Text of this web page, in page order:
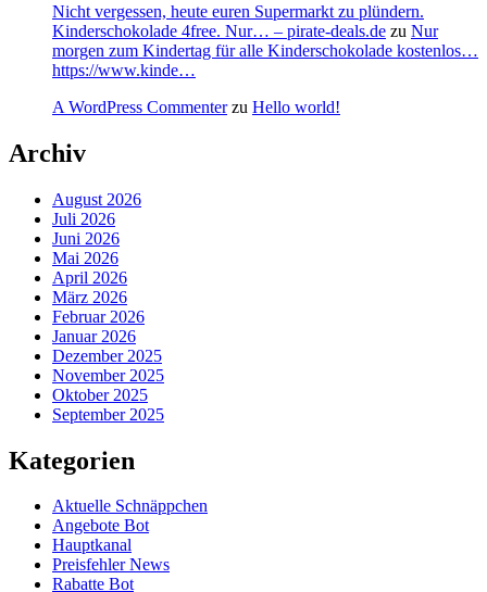
Nicht vergessen, heute euren Supermarkt zu plündern.
Kinderschokolade 4free. Nur… – pirate-deals.de zu Nur
morgen zum Kindertag für alle Kinderschokolade kostenlos…
https://www.kinde…
A WordPress Commenterzu Hello world!
Archiv
August 2026
Juli 2026
Juni 2026
Mai 2026
April 2026
März 2026
Februar 2026
Januar 2026
Dezember 2025
November 2025
Oktober 2025
September 2025
Kategorien
Aktuelle Schnäppchen
Angebote Bot
Hauptkanal
Preisfehler News
Rabatte Bot